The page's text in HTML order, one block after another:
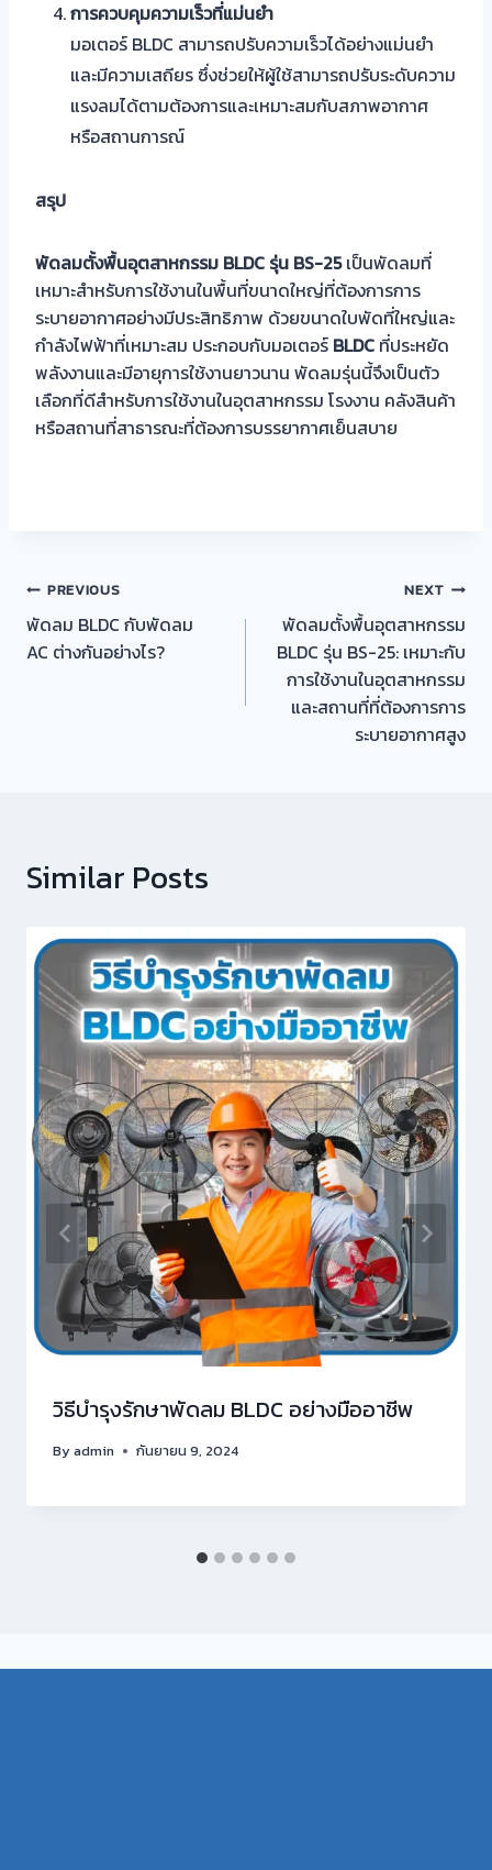
การควบคุมความเร็วที่แม่นยำ
มอเตอร์ BLDC สามารถปรับความเร็วได้อย่างแม่นยำ
และมีความเสถียร ซึ่งช่วยให้ผู้ใช้สามารถปรับระดับความ
แรงลมได้ตามต้องการและเหมาะสมกับสภาพอากาศ
หรือสถานการณ์
สรุป
พัดลมตั้งพื้นอุตสาหกรรม BLDC รุ่น BS-25เป็นพัดลมที่
เหมาะสำหรับการใช้งานในพื้นที่ขนาดใหญ่ที่ต้องการการ
ระบายอากาศอย่างมีประสิทธิภาพ ด้วยขนาดใบพัดที่ใหญ่และ
กำลังไฟฟ้าที่เหมาะสม ประกอบกับมอเตอร์ BLDC ที่ประหยัด
พลังงานและมีอายุการใช้งานยาวนาน พัดลมรุ่นนี้จึงเป็นตัว
เลือกที่ดีสำหรับการใช้งานในอุตสาหกรรม โรงงาน คลังสินค้า
หรือสถานที่สาธารณะที่ต้องการบรรยากาศเย็นสบาย
แนะแนว
เรื่อง
PREVIOUS
พัดลม BLDC กับพัดลม
AC ต่างกันอย่างไร?
NEXT
พัดลมตั้งพื้นอุตสาหกรรม
BLDC รุ่น BS-25: เหมาะกับ
การใช้งานในอุตสาหกรรม
และสถานที่ที่ต้องการการ
ระบายอากาศสูง
Similar Posts
วิธีบำรุงรักษาพัดลม BLDC อย่างมืออาชีพ
Byadmin กันยายน 9, 2024